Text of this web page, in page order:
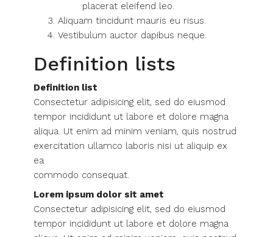
placerat eleifend leo.
Aliquam tincidunt mauris eu risus.
Vestibulum auctor dapibus neque.
Definition lists
Definition list
Consectetur adipisicing elit, sed do eiusmod
tempor incididunt ut labore et dolore magna
aliqua. Ut enim ad minim veniam, quis nostrud
exercitation ullamco laboris nisi ut aliquip ex
ea
commodo consequat.
Lorem ipsum dolor sit amet
Consectetur adipisicing elit, sed do eiusmod
tempor incididunt ut labore et dolore magna